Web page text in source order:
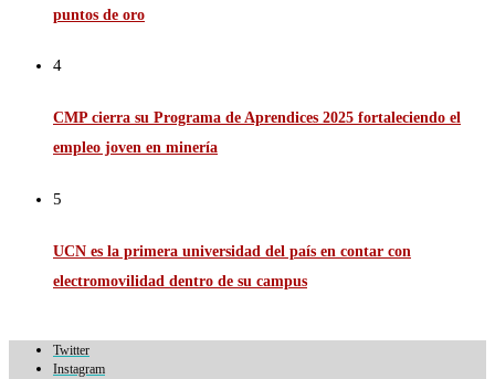
puntos de oro
4
CMP cierra su Programa de Aprendices 2025 fortaleciendo el
empleo joven en minería
5
UCN es la primera universidad del país en contar con
electromovilidad dentro de su campus
Twitter
Instagram